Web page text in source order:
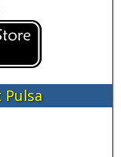
Pulsa